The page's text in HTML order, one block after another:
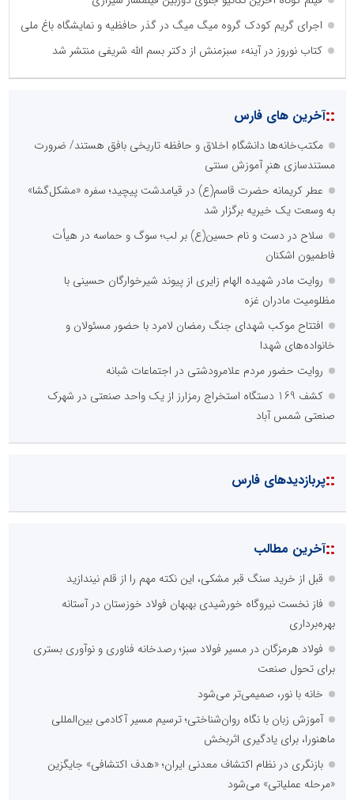
اجرای گریم کودک گروه میگ میگ در گذر حافظیه و نمایشگاه باغ ملی
کتاب نوروز در آینهء سبزمنش از دکتر بسم الله شریفی منتشر شد
::آخرین های فارس
مکتب‌خانه‌ها دانشگاهِ اخلاق و حافظه تاریخی بافق هستند/ ضرورت
مستندسازی هنرِ آموزش سنتی
عطر کریمانه حضرت قاسم(ع) در قیامدشت پیچید؛ سفره «مشکل‌گشا»
به وسعت یک خیریه برگزار شد
سلاح در دست و نام حسین(ع) بر لب؛ سوگ و حماسه در هیأت
فاطمیون اشکنان
روایت مادر شهیده الهام زایری از پیوند شیرخوارگان حسینی با
مظلومیت مادران غزه
افتتاح موکب شهدای جنگ رمضان لامرد با حضور مسئولان و
خانواده‌های شهدا
روایت حضور مردم علامرودشتی در اجتماعات شبانه
کشف 169 دستگاه استخراج رمزارز از یک واحد صنعتی در شهرک
صنعتی شمس آباد
::پربازدیدهای فارس
::آخرین مطالب
قبل از خرید سنگ قبر مشکی، این نکته مهم را از قلم نیندازید
فاز نخست نیروگاه خورشیدی بهبهان فولاد خوزستان در آستانه
بهره‌برداری
فولاد هرمزگان در مسیر فولاد سبز؛ رصدخانه فناوری و نوآوری بستری
برای تحول صنعت
خانه با نور، صمیمی‌تر می‌شود
آموزش زبان با نگاه روان‌شناختی؛ ترسیم مسیر آکادمی بین‌المللی
ماهنورا، برای یادگیری اثربخش
بازنگری در نظام اکتشاف معدنی ایران؛ «هدف اکتشافی» جایگزین
«مرحله عملیاتی» می‌شود